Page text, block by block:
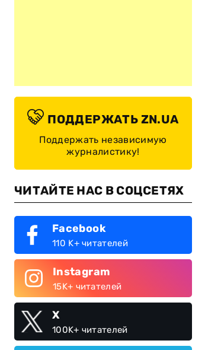
ПОДДЕРЖАТЬ ZN.UA
Поддержать независимую
журналистику!
ЧИТАЙТЕ НАС В СОЦСЕТЯХ
Facebook
110 K+ читателей
Instagram
15K+ читателей
X
100K+ читателей